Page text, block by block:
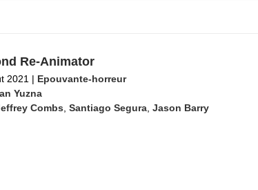
Re-Animator
2021 | Epouvante-horreur
Yuzna
Combs Santiago Segura, Jason Barry